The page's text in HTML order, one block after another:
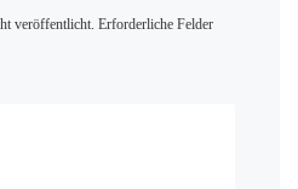
veröffentlicht. Erforderliche Felder